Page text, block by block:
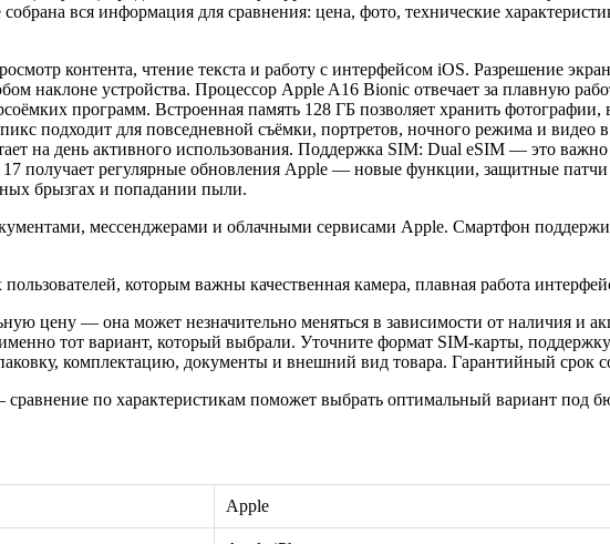
вся информация для сравнения: цена, фото, технические
контента, чтение текста и работу с интерфейсом iOS. Разрешение
наклоне устройства. Процессор Apple A16 Bionic отвечает за плавную
программ. Встроенная память 128 ГБ позволяет хранить
подходит для повседневной съёмки, портретов, ночного режима и
на день активного использования. Поддержка SIM: Dual eSIM — это
получает регулярные обновления Apple — новые функции, защитные
брызгах и попадании пыли.
мессенджерами и облачными сервисами Apple. Смартфон
которым важны качественная камера, плавная работа
цену — она может незначительно меняться в зависимости от наличия и
тот вариант, который выбрали. Уточните формат SIM-карты,
комплектацию, документы и внешний вид товара. Гарантийный срок
по характеристикам поможет выбрать оптимальный вариант под
Apple